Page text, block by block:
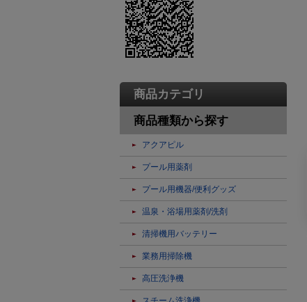
商品カテゴリ
商品種類から探す
アクアピル
プール用薬剤
プール用機器/便利グッズ
温泉・浴場用薬剤/洗剤
清掃機用バッテリー
業務用掃除機
高圧洗浄機